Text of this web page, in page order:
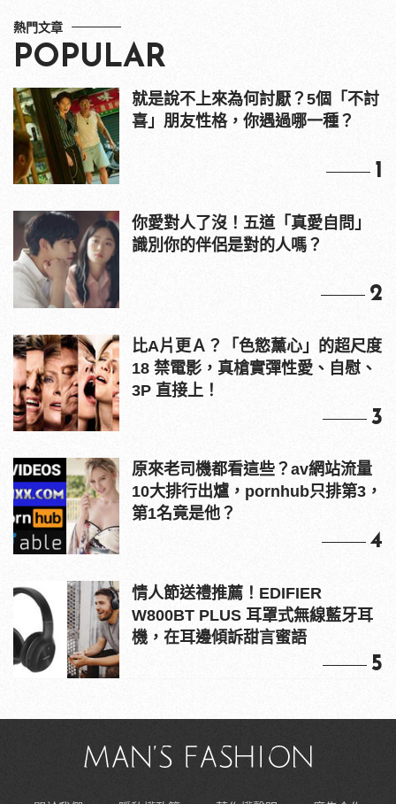
熱門文章
POPULAR
就是說不上來為何討厭？5個「不討
喜」朋友性格，你遇過哪一種？
1
你愛對人了沒！五道「真愛自問」
識別你的伴侶是對的人嗎？
2
比A片更Ａ？「色慾薰心」的超尺度
18 禁電影，真槍實彈性愛、自慰、
3P 直接上！
3
原來老司機都看這些？av網站流量
10大排行出爐，pornhub只排第3，
第1名竟是他？
4
情人節送禮推薦！EDIFIER
W800BT PLUS 耳罩式無線藍牙耳
機，在耳邊傾訴甜言蜜語
5